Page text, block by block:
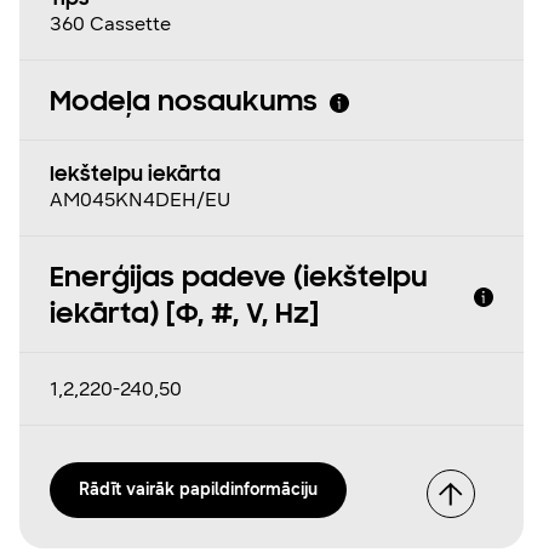
360 Cassette
Modeļa nosaukums
Iekštelpu iekārta
AM045KN4DEH/EU
Enerģijas padeve (iekštelpu
iekārta) [Φ, #, V, Hz]
1,2,220-240,50
Rādīt vairāk papildinformāciju